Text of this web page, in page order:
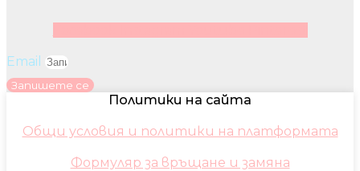
Email
Запишете се
Политики на сайта
Общи условия и политики на платформата
Формуляр за връщане и замяна